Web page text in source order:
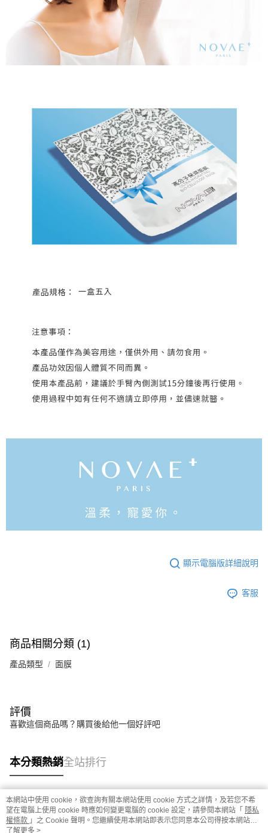
顯示電腦版詳細說明
客服
商品相關分類 (1)
產品類型 面膜
評價
喜歡這個商品嗎？購買後給他一個好評吧
本分類熱銷全站排行
熱門標籤
本網站中使用 cookie，欲查詢有關本網站使用 cookie 方式之詳情，及若您不希
望在電腦上使用 cookie 時應如何變更電腦的 cookie 設定，請參閱本網站「 隱私
權條款 」之 Cookie 聲明。您繼續使用本網站即表示您同意本公司得按本網站使
用條款之 Cookie 聲明使用 cookie。
了解更多 >